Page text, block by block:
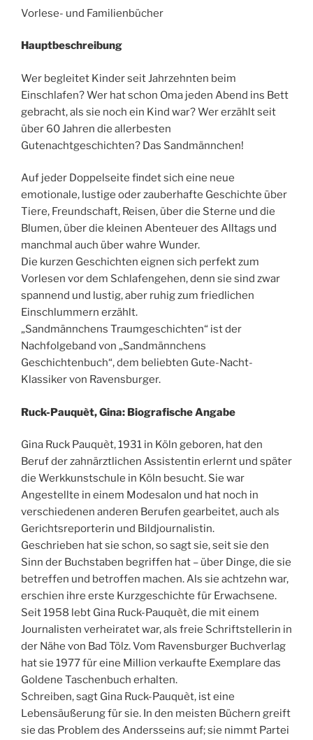
Vorlese- und Familienbücher
Hauptbeschreibung
Wer begleitet Kinder seit Jahrzehnten beim
Einschlafen? Wer hat schon Oma jeden Abend ins Bett
gebracht, als sie noch ein Kind war? Wer erzählt seit
über 60 Jahren die allerbesten
Gutenachtgeschichten? Das Sandmännchen!
Auf jeder Doppelseite findet sich eine neue
emotionale, lustige oder zauberhafte Geschichte über
Tiere, Freundschaft, Reisen, über die Sterne und die
Blumen, über die kleinen Abenteuer des Alltags und
manchmal auch über wahre Wunder.
Die kurzen Geschichten eignen sich perfekt zum
Vorlesen vor dem Schlafengehen, denn sie sind zwar
spannend und lustig, aber ruhig zum friedlichen
Einschlummern erzählt.
„Sandmännchens Traumgeschichten“ ist der
Nachfolgeband von „Sandmännchens
Geschichtenbuch“, dem beliebten Gute-Nacht-
Klassiker von Ravensburger.
Ruck-Pauquèt, Gina: Biografische Angabe
Gina Ruck Pauquèt, 1931 in Köln geboren, hat den
Beruf der zahnärztlichen Assistentin erlernt und später
die Werkkunstschule in Köln besucht. Sie war
Angestellte in einem Modesalon und hat noch in
verschiedenen anderen Berufen gearbeitet, auch als
Gerichtsreporterin und Bildjournalistin.
Geschrieben hat sie schon, so sagt sie, seit sie den
Sinn der Buchstaben begriffen hat – über Dinge, die sie
betreffen und betroffen machen. Als sie achtzehn war,
erschien ihre erste Kurzgeschichte für Erwachsene.
Seit 1958 lebt Gina Ruck-Pauquèt, die mit einem
Journalisten verheiratet war, als freie Schriftstellerin in
der Nähe von Bad Tölz. Vom Ravensburger Buchverlag
hat sie 1977 für eine Million verkaufte Exemplare das
Goldene Taschenbuch erhalten.
Schreiben, sagt Gina Ruck-Pauquèt, ist eine
Lebensäußerung für sie. In den meisten Büchern greift
sie das Problem des Andersseins auf; sie nimmt Partei